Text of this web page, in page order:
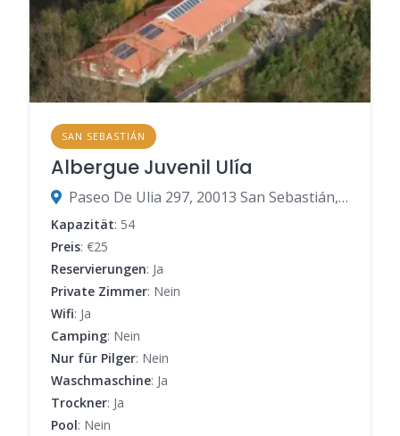
SAN SEBASTIÁN
Albergue Juvenil Ulía
Paseo De Ulia 297, 20013 San Sebastián, Gipuzkoa, Spanien
Kapazität: 54
Preis: €25
Reservierungen: Ja
Private Zimmer: Nein
Wifi: Ja
Camping: Nein
Nur für Pilger: Nein
Waschmaschine: Ja
Trockner: Ja
Pool: Nein